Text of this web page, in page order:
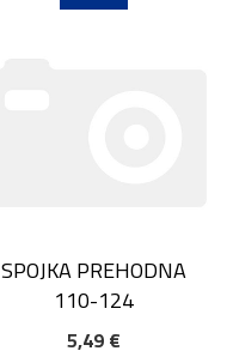
SPOJKA PREHODNA
110-124
5,49 €